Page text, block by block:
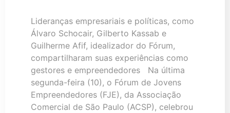
Lideranças empresariais e políticas, como
Álvaro Schocair, Gilberto Kassab e
Guilherme Afif, idealizador do Fórum,
compartilharam suas experiências como
gestores e empreendedores Na última
segunda-feira (10), o Fórum de Jovens
Empreendedores (FJE), da Associação
Comercial de São Paulo (ACSP), celebrou